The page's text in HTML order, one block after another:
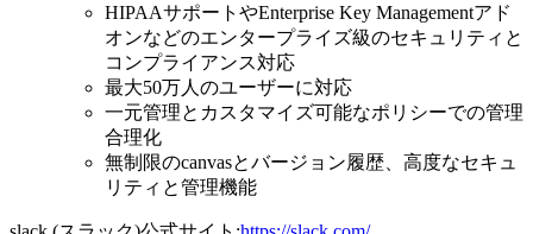
HIPAAサポートやEnterprise Key Managementアド
オンなどのエンタープライズ級のセキュリティと
コンプライアンス対応
最大50万人のユーザーに対応
一元管理とカスタマイズ可能なポリシーでの管理
合理化
無制限のcanvasとバージョン履歴、高度なセキュ
リティと管理機能